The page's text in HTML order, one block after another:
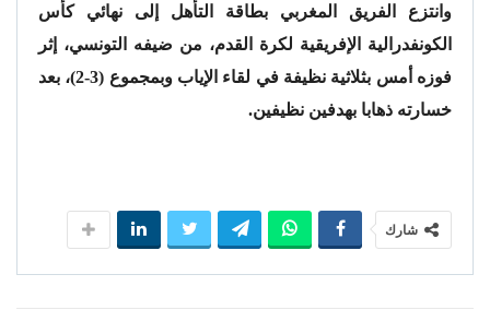
وانتزع الفريق المغربي بطاقة التأهل إلى نهائي كأس
الكونفدرالية الإفريقية لكرة القدم، من ضيفه التونسي، إثر
فوزه أمس بثلاثية نظيفة في لقاء الإياب وبمجموع (3-2)، بعد
خسارته ذهابا بهدفين نظيفين.
شارك